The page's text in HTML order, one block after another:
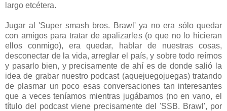
largo etcétera.
Jugar al 'Super smash bros. Brawl' ya no era sólo quedar
con amigos para tratar de apalizarles (o que no lo hicieran
ellos conmigo), era quedar, hablar de nuestras cosas,
desconectar de la vida, arreglar el país, y sobre todo reírnos
y pasarlo bien, y precisamente de ahí es de donde salió la
idea de grabar nuestro podcast (aquejuegojuegas) tratando
de plasmar un poco esas conversaciones tan interesantes
que a veces teníamos mientras jugábamos (no en vano, el
título del podcast viene precisamente del 'SSB. Brawl', por